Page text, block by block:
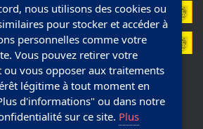
11/11/2028
11/11/2029
à venir…
nous utilisons des cookies ou
pour stocker et accéder à
personnelles comme votre
Vous pouvez retirer votre
ou vous opposer aux traitements
légitime à tout moment en
d'informations" ou dans notre
sur ce site. Plus